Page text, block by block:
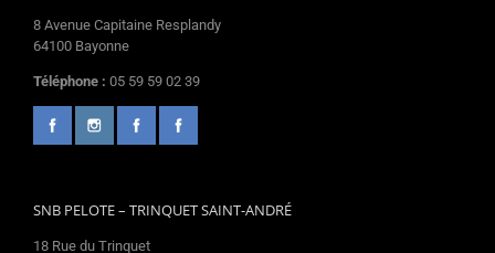
8 Avenue Capitaine Resplandy
64100 Bayonne
Téléphone : 05 59 59 02 39
SNB PELOTE – TRINQUET SAINT-ANDRÉ
18 Rue du Trinquet